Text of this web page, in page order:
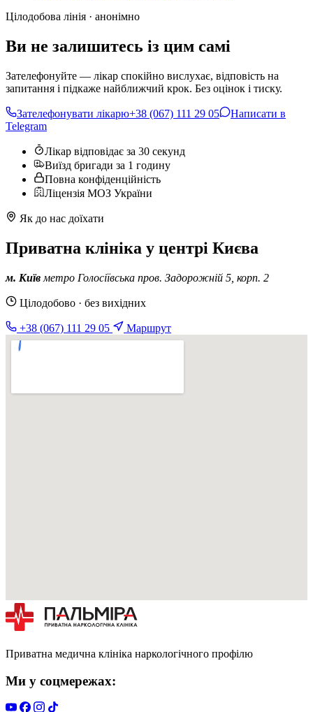
Цілодобова лінія · анонімно
Ви не залишитесь із цим самі
Зателефонуйте — лікар спокійно вислухає, відповість на
запитання і підкаже найближчий крок. Без оцінок і тиску.
Зателефонувати лікарю+38 (067) 111 29 05
Написати в
Telegram
Лікар відповідає за 30 секунд
Виїзд бригади за 1 годину
Повна конфіденційність
Ліцензія МОЗ України
Як до нас доїхати
Приватна клініка у центрі Києва
м. Київ метро Голосіївська пров. Задорожній 5, корп. 2
Цілодобово · без вихідних
+38 (067) 111 29 05 Маршрут
Приватна медична клініка наркологічного профілю
Ми у соцмережах: